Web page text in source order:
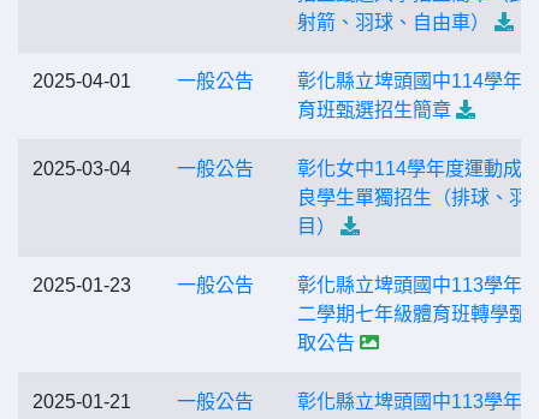
射箭、羽球、自由車）
2025-04-01 一般公告
彰化縣立埤頭國中114學年
育班甄選招生簡章
2025-03-04 一般公告
彰化女中114學年度運動成
良學生單獨招生（排球、羽
目）
2025-01-23 一般公告
彰化縣立埤頭國中113學年
二學期七年級體育班轉學甄
取公告
2025-01-21 一般公告
彰化縣立埤頭國中113學年